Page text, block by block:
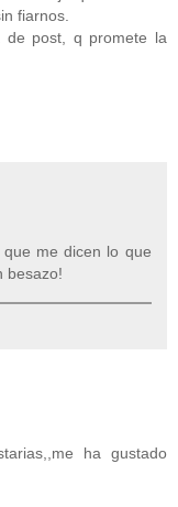
fiarnos.
de post, q promete la
me dicen lo que
besazo!
ha gustado